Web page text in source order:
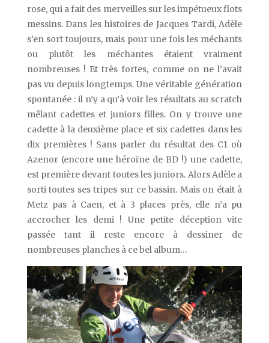
rose, qui a fait des merveilles sur les impétueux flots
messins. Dans les histoires de Jacques Tardi, Adèle
s’en sort toujours, mais pour une fois les méchants
ou plutôt les méchantes étaient vraiment
nombreuses ! Et très fortes, comme on ne l’avait
pas vu depuis longtemps. Une véritable génération
spontanée : il n’y a qu’à voir les résultats au scratch
mêlant cadettes et juniors filles. On y trouve une
cadette à la deuxième place et six cadettes dans les
dix premières ! Sans parler du résultat des C1 où
Azenor (encore une héroïne de BD !) une cadette,
est première devant toutes les juniors. Alors Adèle a
sorti toutes ses tripes sur ce bassin. Mais on était à
Metz pas à Caen, et à 3 places près, elle n’a pu
accrocher les demi ! Une petite déception vite
passée tant il reste encore à dessiner de
nombreuses planches à ce bel album…